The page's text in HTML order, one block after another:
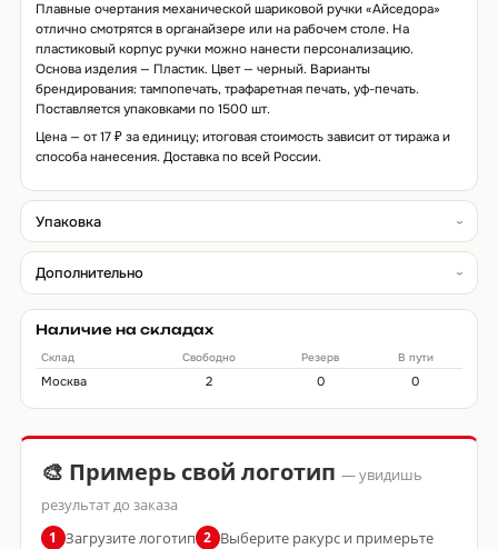
Плавные очертания механической шариковой ручки «Айседора»
отлично смотрятся в органайзере или на рабочем столе. На
пластиковый корпус ручки можно нанести персонализацию.
Основа изделия — Пластик. Цвет — черный. Варианты
брендирования: тампопечать, трафаретная печать, уф-печать.
Поставляется упаковками по 1500 шт.
Цена — от 17 ₽ за единицу; итоговая стоимость зависит от тиража и
способа нанесения. Доставка по всей России.
Упаковка
Дополнительно
Наличие на складах
Склад Свободно Резерв В пути
Москва 2 0 0
🎨 Примерь свой логотип — увидишь
результат до заказа
1 Загрузите логотип 2 Выберите ракурс и примерьте